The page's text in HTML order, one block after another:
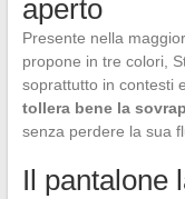
aperto
Presente nella
propone in tre colori,
soprattutto in contesti
tollera bene la
senza perdere la sua
Il pantalone